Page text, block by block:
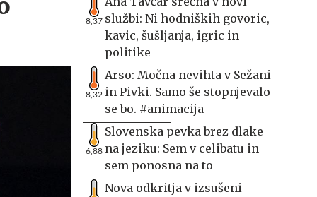
8,37 službi: Ni hodniških govoric,
kavic, šušljanja, igric in
politike
8,32
Arso: Močna nevihta v Sežani
in Pivki. Samo še stopnjevalo
se bo. #animacija
6,88
Slovenska pevka brez dlake
na jeziku: Sem v celibatu in
sem ponosna na to
Nova odkritja v izsušeni